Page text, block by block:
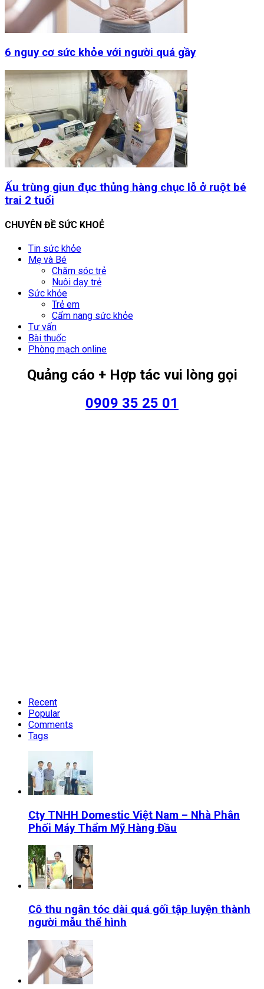
6 nguy cơ sức khỏe với người quá gầy
Ấu trùng giun đục thủng hàng chục lỗ ở ruột bé
trai 2 tuổi
CHUYÊN ĐỀ SỨC KHOẺ
Tin sức khỏe
Mẹ và Bé
Chăm sóc trẻ
Nuôi dạy trẻ
Sức khỏe
Trẻ em
Cẩm nang sức khỏe
Tư vấn
Bài thuốc
Phòng mạch online
Quảng cáo + Hợp tác vui lòng gọi
0909 35 25 01
Recent
Popular
Comments
Tags
Cty TNHH Domestic Việt Nam – Nhà Phân
Phối Máy Thẩm Mỹ Hàng Đầu
Cô thu ngân tóc dài quá gối tập luyện thành
người mẫu thể hình